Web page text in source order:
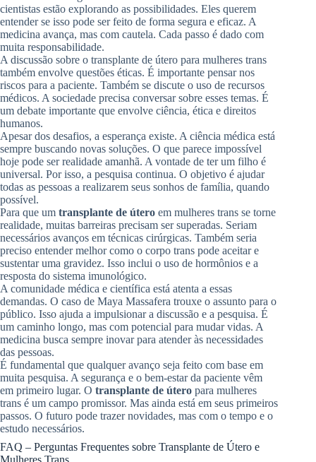
cientistas estão explorando as possibilidades. Eles querem
entender se isso pode ser feito de forma segura e eficaz. A
medicina avança, mas com cautela. Cada passo é dado com
muita responsabilidade.
A discussão sobre o transplante de útero para mulheres trans
também envolve questões éticas. É importante pensar nos
riscos para a paciente. Também se discute o uso de recursos
médicos. A sociedade precisa conversar sobre esses temas. É
um debate importante que envolve ciência, ética e direitos
humanos.
Apesar dos desafios, a esperança existe. A ciência médica está
sempre buscando novas soluções. O que parece impossível
hoje pode ser realidade amanhã. A vontade de ter um filho é
universal. Por isso, a pesquisa continua. O objetivo é ajudar
todas as pessoas a realizarem seus sonhos de família, quando
possível.
Para que um transplante de útero em mulheres trans se torne
realidade, muitas barreiras precisam ser superadas. Seriam
necessários avanços em técnicas cirúrgicas. Também seria
preciso entender melhor como o corpo trans pode aceitar e
sustentar uma gravidez. Isso inclui o uso de hormônios e a
resposta do sistema imunológico.
A comunidade médica e científica está atenta a essas
demandas. O caso de Maya Massafera trouxe o assunto para o
público. Isso ajuda a impulsionar a discussão e a pesquisa. É
um caminho longo, mas com potencial para mudar vidas. A
medicina busca sempre inovar para atender às necessidades
das pessoas.
É fundamental que qualquer avanço seja feito com base em
muita pesquisa. A segurança e o bem-estar da paciente vêm
em primeiro lugar. O transplante de útero para mulheres
trans é um campo promissor. Mas ainda está em seus primeiros
passos. O futuro pode trazer novidades, mas com o tempo e o
estudo necessários.
FAQ – Perguntas Frequentes sobre Transplante de Útero e
Mulheres Trans